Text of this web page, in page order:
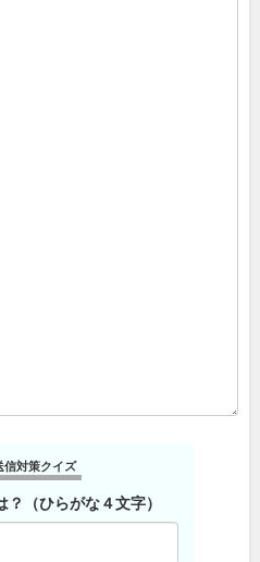
信対策クイズ
（ひらがな４文字）